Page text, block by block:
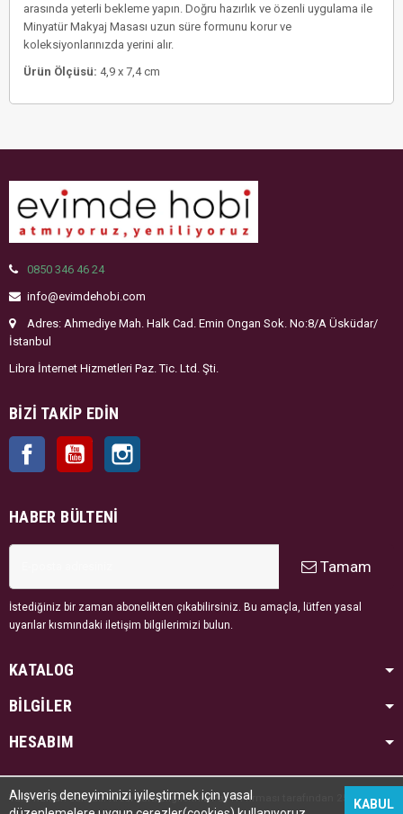
arasında yeterli bekleme yapın. Doğru hazırlık ve özenli uygulama ile
Minyatür Makyaj Masası uzun süre formunu korur ve
koleksiyonlarınızda yerini alır.
Ürün Ölçüsü: 4,9 x 7,4 cm
0850 346 46 24
info@evimdehobi.com
Adres: Ahmediye Mah. Halk Cad. Emin Ongan Sok. No:8/A Üsküdar/
İstanbul
Libra İnternet Hizmetleri Paz. Tic. Ltd. Şti.
BIZI TAKIP EDIN
Facebook YouTube
HABER BÜLTENI
Tamam
İstediğiniz bir zaman abonelikten çıkabilirsiniz. Bu amaçla, lütfen yasal
uyarılar kısmındaki iletişim bilgilerimizi bulun.
KATALOG
BİLGİLER
HESABIM
Tüm hakları saklıdır. Kredi kartı bilgileriniz PayTR firması tarafından 256bit SSL
Alışveriş deneyiminizi iyileştirmek için yasal
KABUL